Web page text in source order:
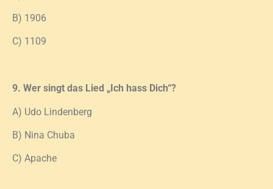
B) 1906
C) 1109
9. Wer singt das Lied „Ich hass Dich“?
A) Udo Lindenberg
B) Nina Chuba
C) Apache